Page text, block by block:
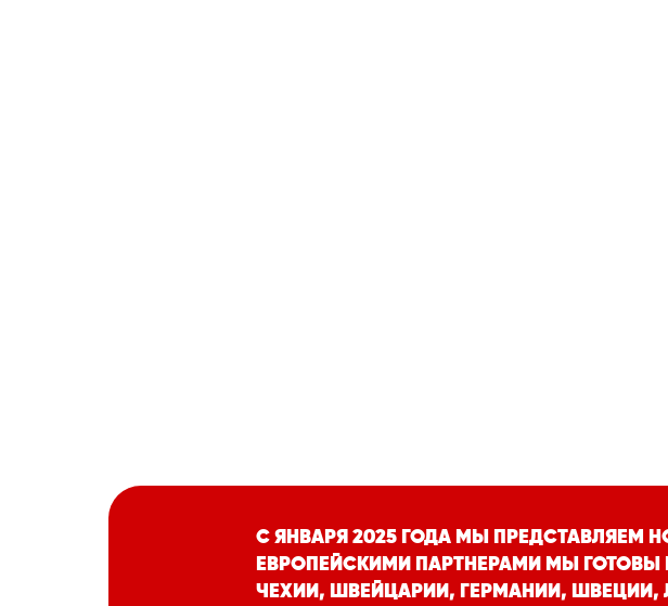
С ЯНВАРЯ 2025 ГОДА МЫ ПРЕДСТАВЛЯЕМ
ЕВРОПЕЙСКИМИ ПАРТНЕРАМИ МЫ
ЧЕХИИ, ШВЕЙЦАРИИ, ГЕРМАНИИ, ШВЕЦИИ,